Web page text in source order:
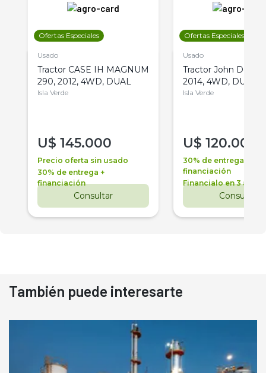
Ofertas Especiales
Usado
Tractor CASE IH MAGNUM
290, 2012, 4WD, DUAL
Isla Verde
U$ 145.000
Precio oferta sin usado
30% de entrega +
financiación
Consultar
Ofertas Especiales
Usado
Tractor John Deere
2014, 4WD, DUAL
Isla Verde
U$ 120.000
30% de entrega +
financiación
Financialo en 3 años
Consultar
También puede interesarte